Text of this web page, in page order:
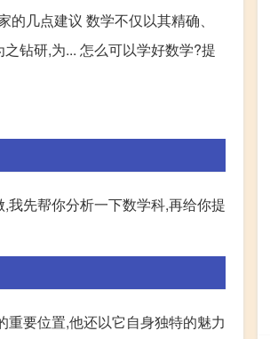
几点建议 数学不仅以其精确、
钻研,为... 怎么可以学好数学?提
先帮你分析一下数学科,再给你提
要位置,他还以它自身独特的魅力